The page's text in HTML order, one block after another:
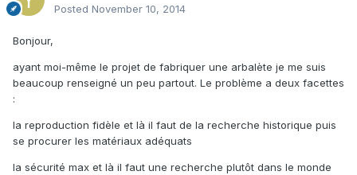
Posted November 10, 2014
Bonjour,
ayant moi-même le projet de fabriquer une arbalète je me suis
beaucoup renseigné un peu partout. Le problème a deux facettes
:
la reproduction fidèle et là il faut de la recherche historique puis
se procurer les matériaux adéquats
la sécurité max et là il faut une recherche plutôt dans le monde